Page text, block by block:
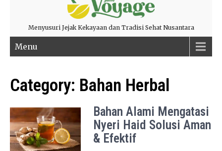
Menyusuri Jejak Kekayaan dan Tradisi Sehat Nusantara
Menu
Category: Bahan Herbal
Bahan Alami Mengatasi
Nyeri Haid Solusi Aman
& Efektif